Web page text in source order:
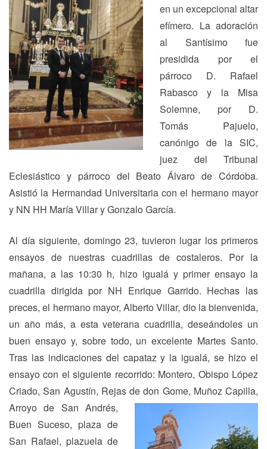
en un excepcional altar
efímero. La adoración
al Santísimo fue
presidida por el
párroco D. Rafael
Rabasco y la Misa
Solemne, por D.
Tomás Pajuelo,
canónigo de la SIC,
juez del Tribunal
Eclesiástico y párroco del Beato Álvaro de Córdoba.
Asistió la Hermandad Universitaria con el hermano mayor
y NN HH María Villar y Gonzalo García.
Al día siguiente, domingo 23, tuvieron lugar los primeros
ensayos de nuestras cuadrillas de costaleros. Por la
mañana, a las 10:30 h, hizo igualá y primer ensayo la
cuadrilla dirigida por NH Enrique Garrido. Hechas las
preces, el hermano mayor, Alberto Villar, dio la bienvenida,
un año más, a esta veterana cuadrilla, deseándoles un
buen ensayo y, sobre todo, un excelente Martes Santo.
Tras las indicaciones del capataz y la igualá, se hizo el
ensayo con el siguiente recorrido: Montero, Obispo López
Criado, San Agustín, Rejasde don Gome, Muñoz Capilla,
Arroyo de San Andrés,
Buen Suceso, plaza de
San Rafael, plazuela de